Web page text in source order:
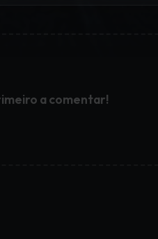
a comentar!